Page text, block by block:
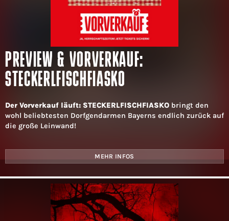
PREVIEW & VORVERKAUF:
STECKERLFISCHFIASKO
Der Vorverkauf läuft: STECKERLFISCHFIASKO bringt den
wohl beliebtesten Dorfgendarmen Bayerns endlich zurück auf
die große Leinwand!
MEHR INFOS